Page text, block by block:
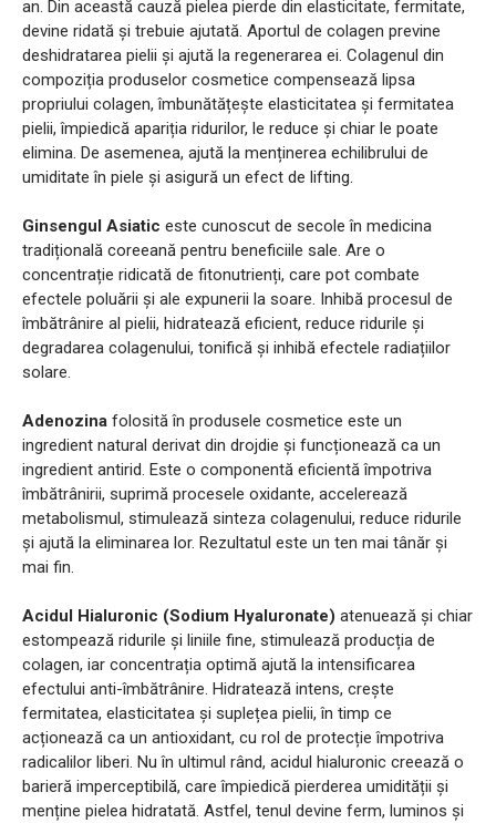
an. Din această cauză pielea pierde din elasticitate, fermitate,
devine ridată și trebuie ajutată. Aportul de colagen previne
deshidratarea pielii și ajută la regenerarea ei. Colagenul din
compoziția produselor cosmetice compensează lipsa
propriului colagen, îmbunătățește elasticitatea și fermitatea
pielii, împiedică apariția ridurilor, le reduce și chiar le poate
elimina. De asemenea, ajută la menținerea echilibrului de
umiditate în piele și asigură un efect de lifting.
Ginsengul Asiatic este cunoscut de secole în medicina
tradițională coreeană pentru beneficiile sale. Are o
concentrație ridicată de fitonutrienți, care pot combate
efectele poluării și ale expunerii la soare. Inhibă procesul de
îmbătrânire al pielii, hidratează eficient, reduce ridurile și
degradarea colagenului, tonifică și inhibă efectele radiațiilor
solare.
Adenozina folosită în produsele cosmetice este un
ingredient natural derivat din drojdie și funcționează ca un
ingredient antirid. Este o componentă eficientă împotriva
îmbătrânirii, suprimă procesele oxidante, accelerează
metabolismul, stimulează sinteza colagenului, reduce ridurile
și ajută la eliminarea lor. Rezultatul este un ten mai tânăr și
mai fin.
Acidul Hialuronic (Sodium Hyaluronate) atenuează și chiar
estompează ridurile și liniile fine, stimulează producția de
colagen, iar concentrația optimă ajută la intensificarea
efectului anti-îmbătrânire. Hidratează intens, crește
fermitatea, elasticitatea și suplețea pielii, în timp ce
acționează ca un antioxidant, cu rol de protecție împotriva
radicalilor liberi. Nu în ultimul rând, acidul hialuronic creează o
barieră imperceptibilă, care împiedică pierderea umidității și
menține pielea hidratată. Astfel, tenul devine ferm, luminos și